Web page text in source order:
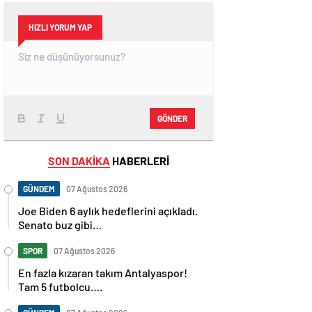
HIZLI YORUM YAP
GÖNDER
SON DAKİKA HABERLERİ
GÜNDEM 07 Ağustos 2026
Joe Biden 6 aylık hedeflerini açıkladı.
Senato buz gibi…
SPOR 07 Ağustos 2026
En fazla kızaran takım Antalyaspor!
Tam 5 futbolcu….